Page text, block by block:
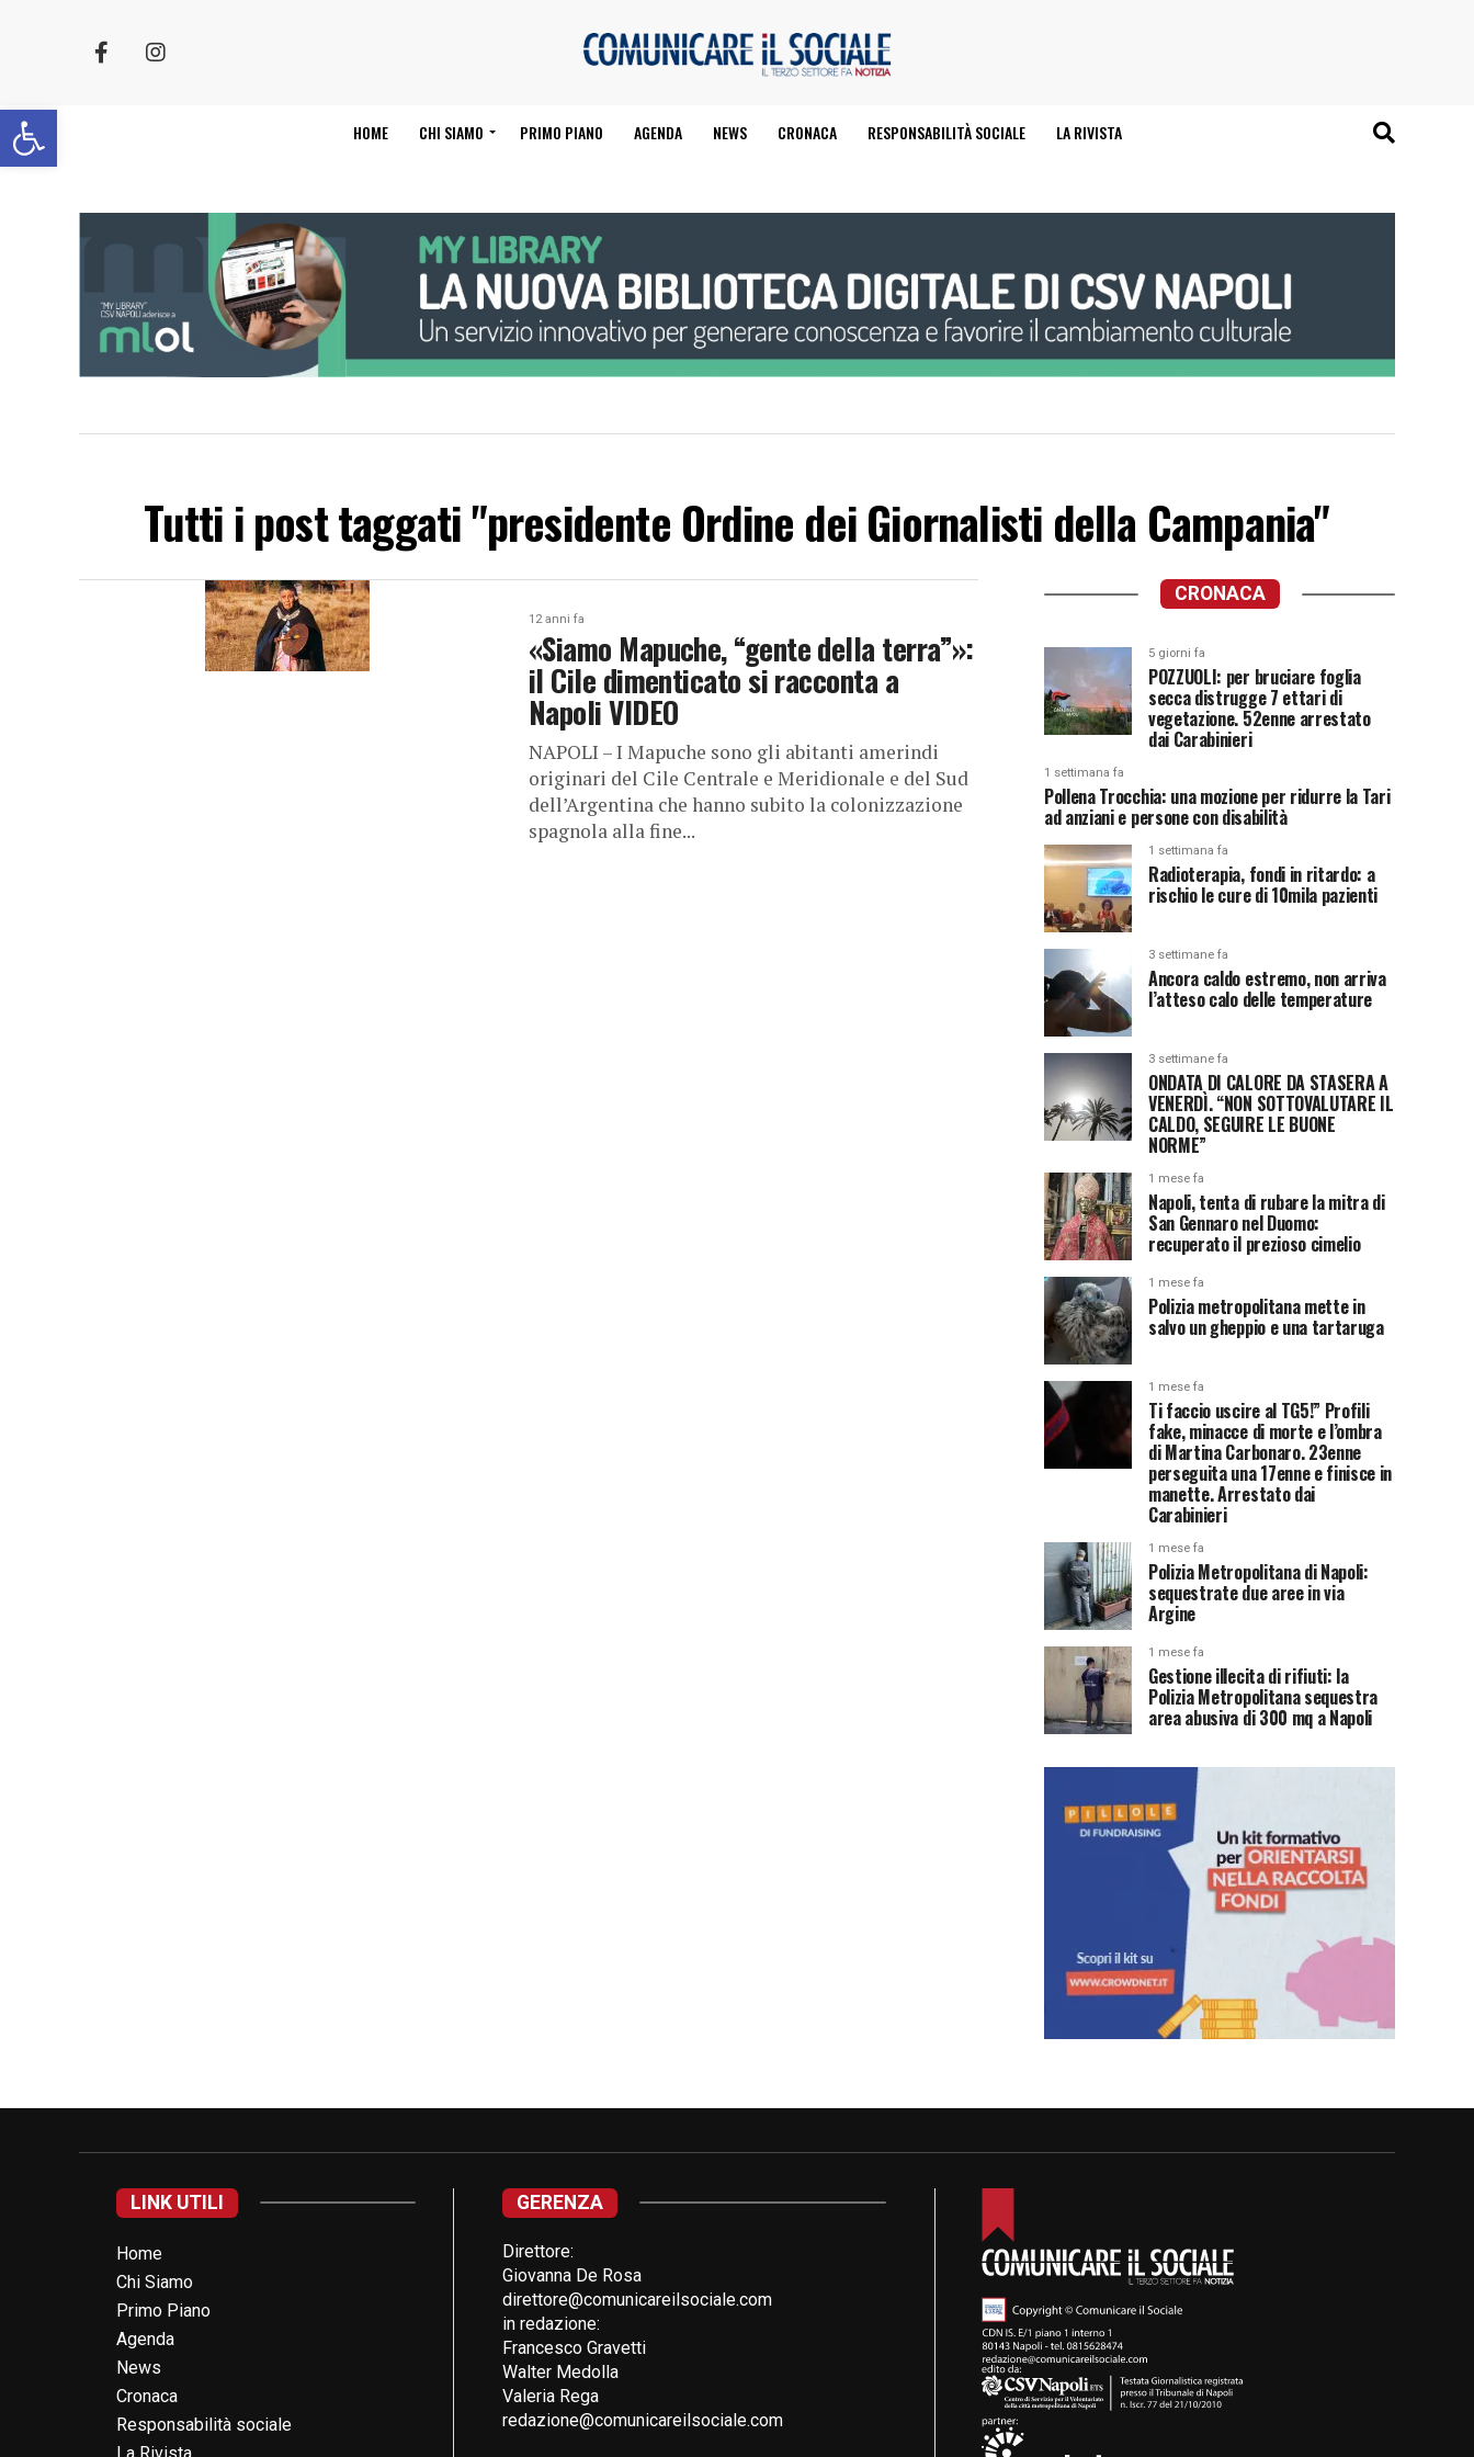
Apri la barra degli strumenti HOME CHI SIAMO PRIMO PIANO AGENDA NEWS CRONACA RESPONSABILITÀ SOCIALE LA RIVISTA
Tutti i post taggati "presidente Ordine dei Giornalisti della Campania"
12 anni fa
«Siamo Mapuche, “gente della terra”»:
il Cile dimenticato si racconta a
Napoli VIDEO
NAPOLI – I Mapuche sono gli abitanti amerindi
originari del Cile Centrale e Meridionale e del Sud
dell’Argentina che hanno subito la colonizzazione
spagnola alla fine...
CRONACA
5 giorni fa
POZZUOLI: per bruciare foglia
secca distrugge 7 ettari di
vegetazione. 52enne arrestato
dai Carabinieri
1 settimana fa
Pollena Trocchia: una mozione per ridurre la Tari
ad anziani e persone con disabilità
1 settimana fa
Radioterapia, fondi in ritardo: a
rischio le cure di 10mila pazienti
3 settimane fa
Ancora caldo estremo, non arriva
l’atteso calo delle temperature
3 settimane fa
ONDATA DI CALORE DA STASERA A
VENERDÌ. “NON SOTTOVALUTARE IL
CALDO, SEGUIRE LE BUONE
NORME”
1 mese fa
Napoli, tenta di rubare la mitra di
San Gennaro nel Duomo:
recuperato il prezioso cimelio
1 mese fa
Polizia metropolitana mette in
salvo un gheppio e una tartaruga
1 mese fa
Ti faccio uscire al TG5!” Profili
fake, minacce di morte e l’ombra
di Martina Carbonaro. 23enne
perseguita una 17enne e finisce in
manette. Arrestato dai
Carabinieri
1 mese fa
Polizia Metropolitana di Napoli:
sequestrate due aree in via
Argine
1 mese fa
Gestione illecita di rifiuti: la
Polizia Metropolitana sequestra
area abusiva di 300 mq a Napoli
LINK UTILI
Home
Chi Siamo
Primo Piano
Agenda
News
Cronaca
Responsabilità sociale
GERENZA
Direttore:
Giovanna De Rosa
direttore@comunicareilsociale.com
in redazione:
Francesco Gravetti
Walter Medolla
Valeria Rega
redazione@comunicareilsociale.com